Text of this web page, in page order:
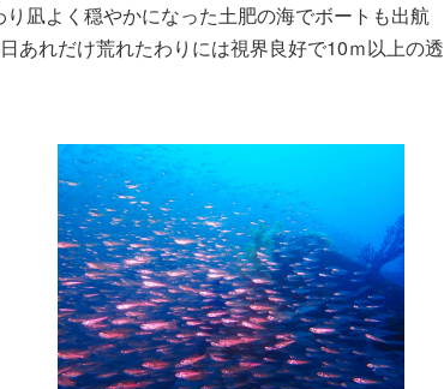
凪よく穏やかになった土肥の海でボートも出航
あれだけ荒れたわりには視界良好で10ｍ以上の透